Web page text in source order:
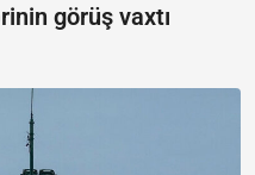
görüş vaxtı